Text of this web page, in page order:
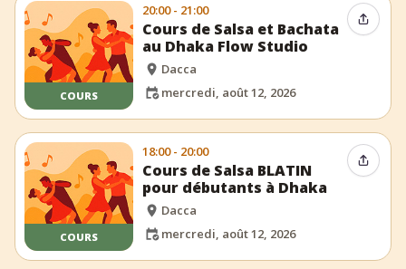
COURS
20:00 - 21:00
Cours de Salsa et Bachata
au Dhaka Flow Studio
Dacca
mercredi, août 12, 2026
COURS
18:00 - 20:00
Cours de Salsa BLATIN
pour débutants à Dhaka
Dacca
mercredi, août 12, 2026